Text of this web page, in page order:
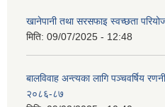
खानेपानी तथा सरसफाइ स्वच्छता
मिति: 09/07/2025 - 12:48
बालविवाह अन्त्यका लागि पञ्चवर्षिय
२०८६-८७